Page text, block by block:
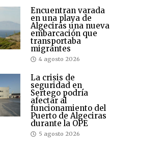
Encuentran varada
en una playa de
Algeciras una nueva
embarcación que
transportaba
migrantes
4 agosto 2026
La crisis de
seguridad en
Sertego podría
afectar al
funcionamiento del
Puerto de Algeciras
durante la OPE
5 agosto 2026